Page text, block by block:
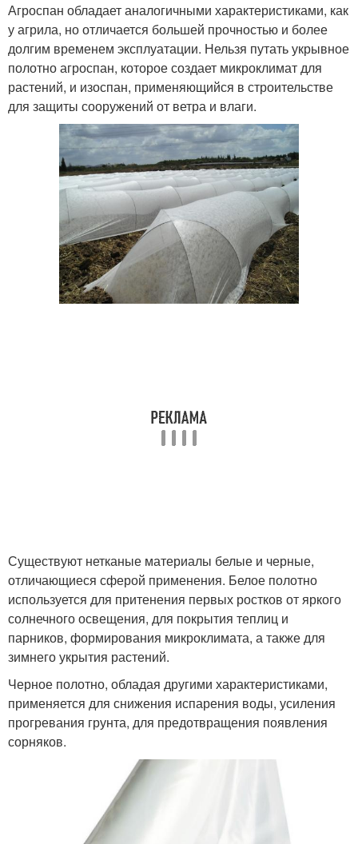
Агроспан обладает аналогичными характеристиками, как
у агрила, но отличается большей прочностью и более
долгим временем эксплуатации. Нельзя путать укрывное
полотно агроспан, которое создает микроклимат для
растений, и изоспан, применяющийся в строительстве
для защиты сооружений от ветра и влаги.
Существуют нетканые материалы белые и черные,
отличающиеся сферой применения. Белое полотно
используется для притенения первых ростков от яркого
солнечного освещения, для покрытия теплиц и
парников, формирования микроклимата, а также для
зимнего укрытия растений.
Черное полотно, обладая другими характеристиками,
применяется для снижения испарения воды, усиления
прогревания грунта, для предотвращения появления
сорняков.